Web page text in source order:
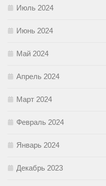
Июль 2024
Июнь 2024
Май 2024
Апрель 2024
Март 2024
Февраль 2024
Январь 2024
Декабрь 2023